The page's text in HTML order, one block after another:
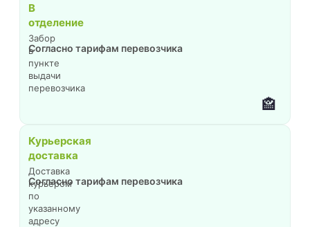
🏤
В
отделение
Забор
в
пункте
выдачи
перевозчика
Согласно тарифам перевозчика
Курьерская
доставка
Доставка
курьером
по
указанному
адресу
Согласно тарифам перевозчика